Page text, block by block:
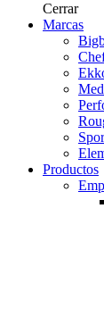
Cerrar
Marcas
Productos